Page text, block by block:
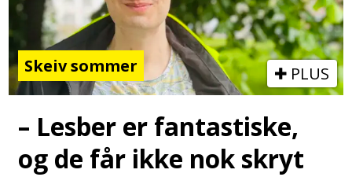
Skeiv sommer PLUS
– Lesber er fantastiske,
og de får ikke nok skryt